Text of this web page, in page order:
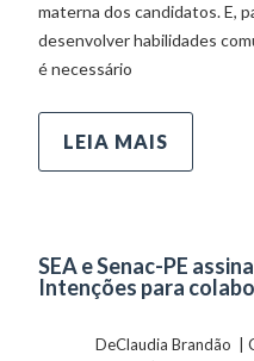
materna dos candidatos. E,
desenvolver habilidades
é necessário
LEIA MAIS
SEA e Senac-PE
Intenções para
	    	DeClaudia Brandão  |